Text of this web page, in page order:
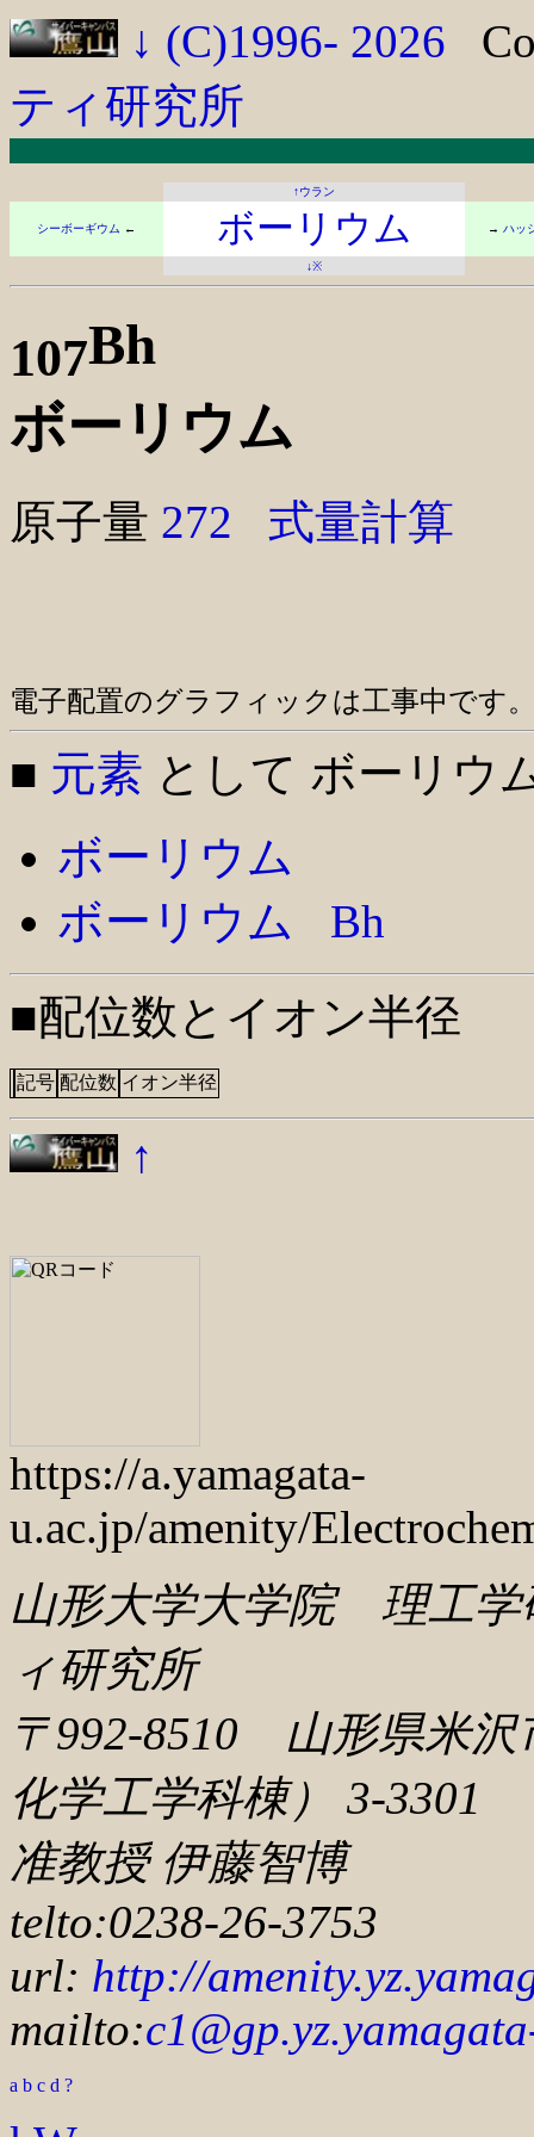
↓ (C)1996- 2026
ティ研究所
↑ウラン
シーボーギウム ← ボーリウム → ハッ
↓※
107Bh
ボーリウム
原子量 272 式量計算
電子配置のグラフィックは工事中です
■ 元素 として ボーリウ
ボーリウム
ボーリウム
Bh
■配位数とイオン半径
記号 配位数 イオン半径
↑
https://a.yamagata-
u.ac.jp/amenity/
山形大学大学院 理工学
ィ研究所
〒992-8510 山形県米沢
化学工学科棟） 3-3301
准教授 伊藤智博
telto:0238-26-3753
url: http://
mailto:c1
a b c d ?